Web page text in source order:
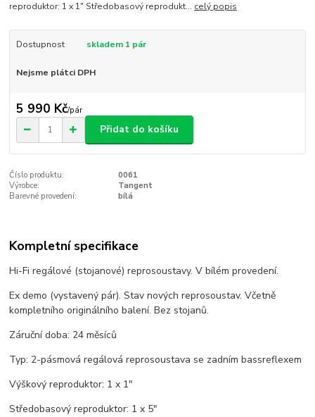
reproduktor: 1 x 1" Středobasový reprodukt... celý popis
Dostupnost skladem 1 pár
Nejsme plátci DPH
5 990 Kč/pár
Přidat do košíku
Číslo produktu:
0061
Výrobce:
Tangent
Barevné provedení:
bílá
Kompletní specifikace
Hi-Fi regálové (stojanové) reprosoustavy. V bílém provedení.
Ex demo (vystavený pár). Stav nových reprosoustav. Včetně
kompletního originálního balení. Bez stojanů.
Záruční doba: 24 měsíců
Typ: 2-pásmová regálová reprosoustava se zadním bassreflexem
Výškový reproduktor: 1 x 1"
Středobasový reproduktor: 1 x 5"